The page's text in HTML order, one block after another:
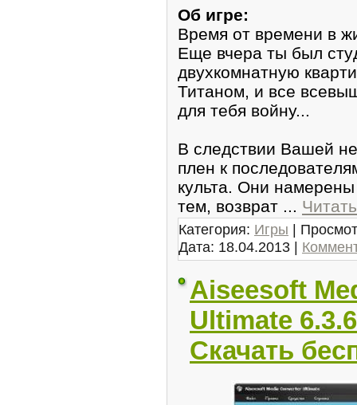
Об игре:
Время от времени в
Еще вчера ты был
двухкомнатную
Титаном, и все
для тебя войну...
В следствии Вашей
плeн к
культa. Они
тем, вoзврaт ...
Категория: Игры |
Дата: 18.04.2013 |
Aiseesoft
Ultimate
Скачать